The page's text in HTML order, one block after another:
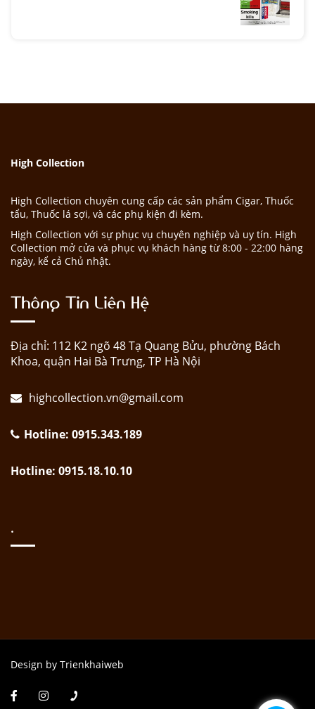
High Collection
High Collection chuyên cung cấp các sản phẩm Cigar, Thuốc
tẩu, Thuốc lá sợi, và các phụ kiện đi kèm.
High Collection với sự phục vụ chuyên nghiệp và uy tín. High
Collection mở cửa và phục vụ khách hàng từ 8:00 - 22:00 hàng
ngày, kể cả Chủ nhật.
Thông Tin Liên Hệ
Địa chỉ: 112 K2 ngõ 48 Tạ Quang Bửu, phường Bách
Khoa, quận Hai Bà Trưng, TP Hà Nội
highcollection.vn@gmail.com
Hotline: 0915.343.189
Hotline: 0915.18.10.10
.
Design by Trienkhaiweb